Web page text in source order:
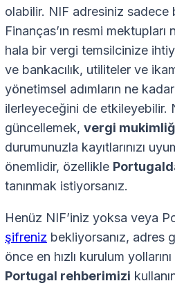
olabilir. NIF adresiniz sadece
Finanças’ın resmi
hala bir vergi temsilcinize
ve bankacılık, utiliteler ve
yönetimsel adımların ne
ilerleyeceğini de etkileyebilir.
güncellemek, vergi
durumunuzla kayıtlarınızı
önemlidir, özellikle
tanınmak istiyorsanız.
Henüz NIF’iniz yoksa veya
şifreniz bekliyorsanız, adres
önce en hızlı kurulum
Portugal rehberimizi